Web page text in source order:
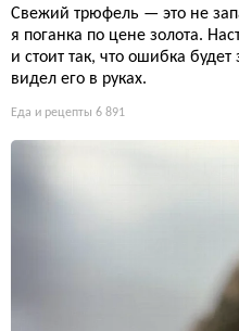
Свежий трюфель — это не
я поганка по цене золота.
и стоит так, что ошибка
видел его в руках.
Еда и рецепты 6 891